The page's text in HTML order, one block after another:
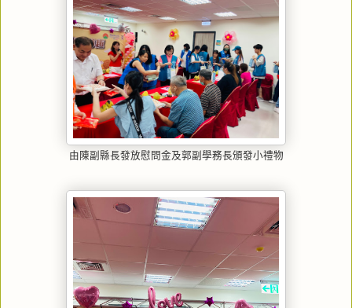
由陳副縣長發放慰問金及郭副學務長頒發小禮物